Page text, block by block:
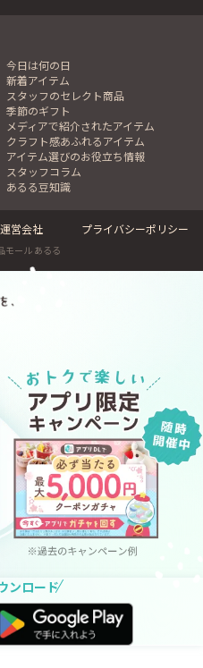
今日は何の日
新着アイテム
スタッフのセレクト商品
季節のギフト
メディアで紹介されたアイテム
クラフト感あふれるアイテム
アイテム選びのお役立ち情報
スタッフコラム
あるる豆知識
運営会社 プライバシーポリシー
モール あるる
ンロード